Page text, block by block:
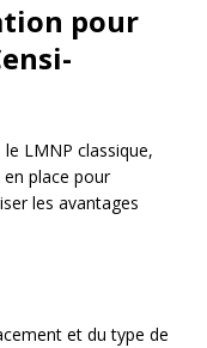
pour
LMNP classique,
place pour
les avantages
et du type de